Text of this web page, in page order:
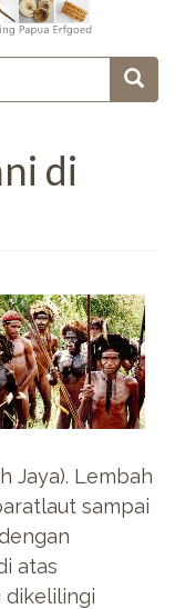
di
Jaya). Lembah
sampai
atas
dikelilingi